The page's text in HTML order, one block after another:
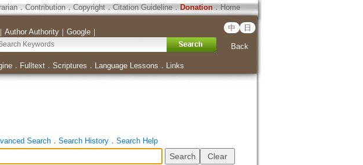
． Contribution．Copyright．Citation Guideline． Donation．Home
Author Authority｜ Google｜ 中 日
Back
． Fulltext． Scriptures ． Language Lessons ． Links
Search． Search History． Search Help